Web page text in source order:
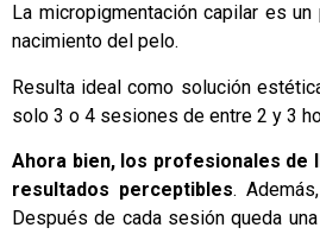
La micropigmentación capilar es un
nacimiento del pelo.
Resulta ideal como solución
solo 3 o 4 sesiones de entre 2 y 3
Ahora bien, los profesionales de
resultados perceptibles.
Después de cada sesión queda